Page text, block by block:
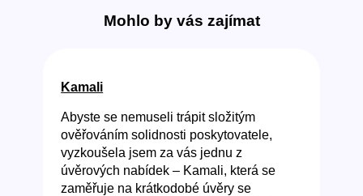
Mohlo by vás zajímat
Kamali
Abyste se nemuseli trápit složitým
ověřováním solidnosti poskytovatele,
vyzkoušela jsem za vás jednu z
úvěrových nabídek – Kamali, která se
zaměřuje na krátkodobé úvěry se